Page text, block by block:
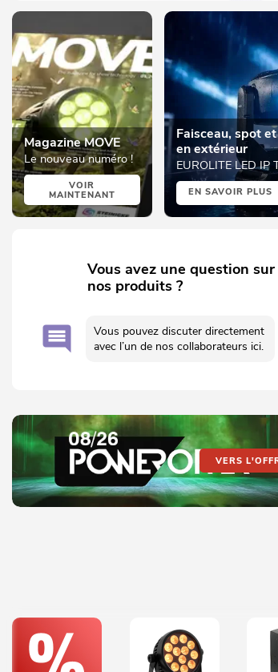
Magazine MOVE
Le nouveau numéro !
VOIR
MAINTENANT
Faisceau, spot
en extérieur
EUROLITE LED IP
EN SAVOIR PLUS
Vous avez une question sur
nos produits ?
Vous pouvez discuter directement
avec l’un de nos collaborateurs ici.
VERS